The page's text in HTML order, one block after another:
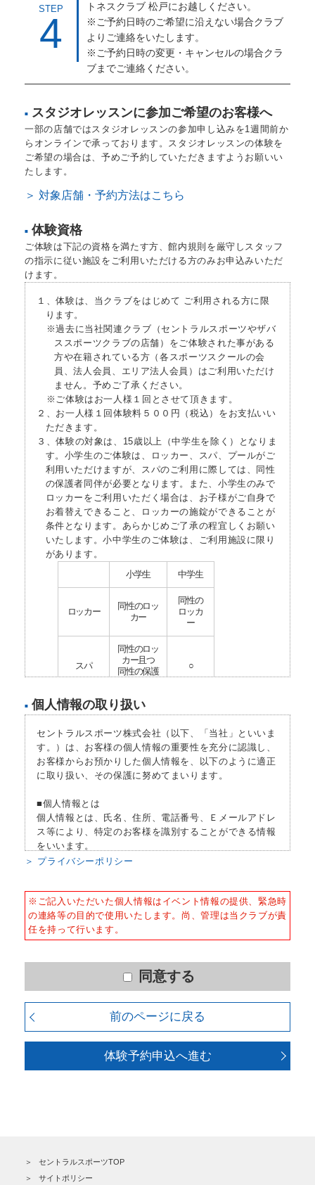
STEP
4
トネスクラブ 松戸にお越しください。
※ご予約日時のご希望に沿えない場合クラブ
よりご連絡をいたします。
※ご予約日時の変更・キャンセルの場合クラ
ブまでご連絡ください。
■ スタジオレッスンに参加ご希望のお客様へ
一部の店舗ではスタジオレッスンの参加申し込みを1週間前か
らオンラインで承っております。スタジオレッスンの体験を
ご希望の場合は、予めご予約していただきますようお願いい
たします。
＞ 対象店舗・予約方法はこちら
■ 体験資格
ご体験は下記の資格を満たす方、館内規則を厳守しスタッフ
の指示に従い施設をご利用いただける方のみお申込みいただ
けます。
１、体験は、当クラブをはじめて ご利用される方に限
ります。
※過去に当社関連クラブ（セントラルスポーツやザバ
ススポーツクラブの店舗）をご体験された事がある
方や在籍されている方（各スポーツスクールの会
員、法人会員、エリア法人会員）はご利用いただけ
ません。予めご了承ください。
※ご体験はお一人様１回とさせて頂きます。
２、お一人様１回体験料５００円（税込）をお支払いい
ただきます。
３、体験の対象は、15歳以上（中学生を除く）となりま
す。小学生のご体験は、ロッカー、スパ、プールがご
利用いただけますが、スパのご利用に際しては、同性
の保護者同伴が必要となります。また、小学生のみで
ロッカーをご利用いただく場合は、お子様がご自身で
お着替えできること、ロッカーの施錠ができることが
条件となります。あらかじめご了承の程宜しくお願い
いたします。小中学生のご体験は、ご利用施設に限り
があります。
小学生 中学生
ロッカー
同性のロッ
カー
同性の
ロッカ
ー
スパ
同性のロッ
カー且つ
同性の保護
○
プール 保護者同伴
プールプ
ログラム
× ○
ウェイト
マシン
× △
フリーウ
エイト
× ×
カルディ
オマシン
× ○
※ △：スタッフからのマシン使用方
法のご案内を受けた方のみご利用頂け
ます。
す。詳細はクラブＨＰの施設紹介をご
４、良好な健康状態であり、自己責任で利用できる。
５、刺青（ファッションタトゥー）が入っていない。
■ 個人情報の取り扱い
セントラルスポーツ株式会社（以下、「当社」といいま
す。）は、お客様の個人情報の重要性を充分に認識し、
お客様からお預かりした個人情報を、以下のように適正
に取り扱い、その保護に努めてまいります。
■個人情報とは
個人情報とは、氏名、住所、電話番号、Ｅメールアドレ
ス等により、特定のお客様を識別することができる情報
をいいます。
かつ適正な方法によりお客様の個人情報を収集いたしま
す。
させて頂きます。また、違法または不当な行為を助長
し、または誘発するおそれがある方法による個人情報の
利用を行いません。
2) ご利用上の諸連絡や利用状況の確認のため
3) 運動プログラム（カウンセリングを含む）等、新商
品・サービスの立案・開発・実施のため
■個人情報の管理
＞ プライバシーポリシー
※ご記入いただいた個人情報はイベント情報の提供、緊急時
の連絡等の目的で使用いたします。尚、管理は当クラブが責
任を持って行います。
同意する
前のページに戻る
体験予約申込へ進む
セントラルスポーツTOP
サイトポリシー